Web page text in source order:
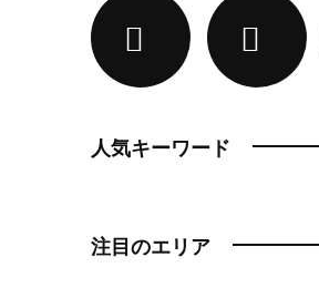
人気キーワード
注目のエリア